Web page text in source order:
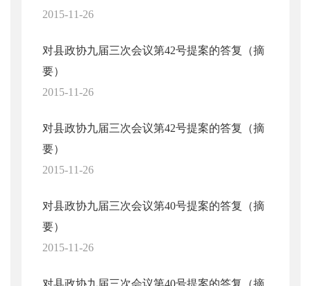
2015-11-26
对县政协九届三次会议第42号提案的答复（摘
要）
2015-11-26
对县政协九届三次会议第42号提案的答复（摘
要）
2015-11-26
对县政协九届三次会议第40号提案的答复（摘
要）
2015-11-26
对县政协九届三次会议第40号提案的答复（摘